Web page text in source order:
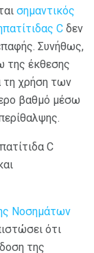
σημαντικός
C δεν
Συνήθως,
της έκθεσης
τη χρήση των
βαθμό μέσω
C
Νοσημάτων
ότι
της